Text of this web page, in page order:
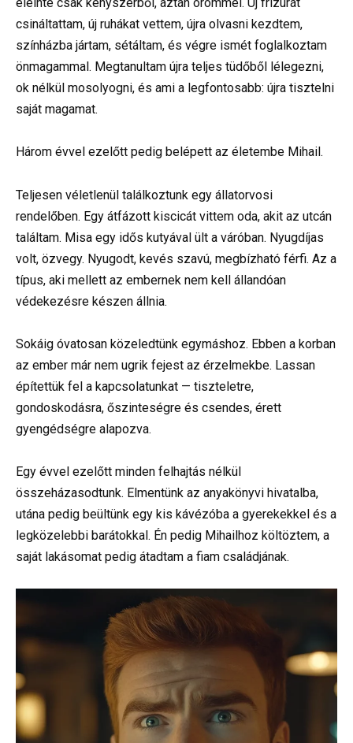
csináltattam, új ruhákat vettem, újra olvasni kezdtem,
színházba jártam, sétáltam, és végre ismét foglalkoztam
önmagammal. Megtanultam újra teljes tüdőből lélegezni,
ok nélkül mosolyogni, és ami a legfontosabb: újra tisztelni
saját magamat.
Három évvel ezelőtt pedig belépett az életembe Mihail.
Teljesen véletlenül találkoztunk egy állatorvosi
rendelőben. Egy átfázott kiscicát vittem oda, akit az utcán
találtam. Misa egy idős kutyával ült a váróban. Nyugdíjas
volt, özvegy. Nyugodt, kevés szavú, megbízható férfi. Az a
típus, aki mellett az embernek nem kell állandóan
védekezésre készen állnia.
Sokáig óvatosan közeledtünk egymáshoz. Ebben a korban
az ember már nem ugrik fejest az érzelmekbe. Lassan
építettük fel a kapcsolatunkat — tiszteletre,
gondoskodásra, őszinteségre és csendes, érett
gyengédségre alapozva.
Egy évvel ezelőtt minden felhajtás nélkül
összeházasodtunk. Elmentünk az anyakönyvi hivatalba,
utána pedig beültünk egy kis kávézóba a gyerekekkel és a
legközelebbi barátokkal. Én pedig Mihailhoz költöztem, a
saját lakásomat pedig átadtam a fiam családjának.